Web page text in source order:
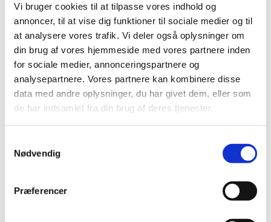
Vi bruger cookies til at tilpasse vores indhold og
annoncer, til at vise dig funktioner til sociale medier og til
at analysere vores trafik. Vi deler også oplysninger om
din brug af vores hjemmeside med vores partnere inden
for sociale medier, annonceringspartnere og
analysepartnere. Vores partnere kan kombinere disse
data med andre oplysninger, du har givet dem, eller som
de har indsamlet fra din brug af deres tjenester.
Nødvendig
Præferencer
Præst Lene Annette Hansen